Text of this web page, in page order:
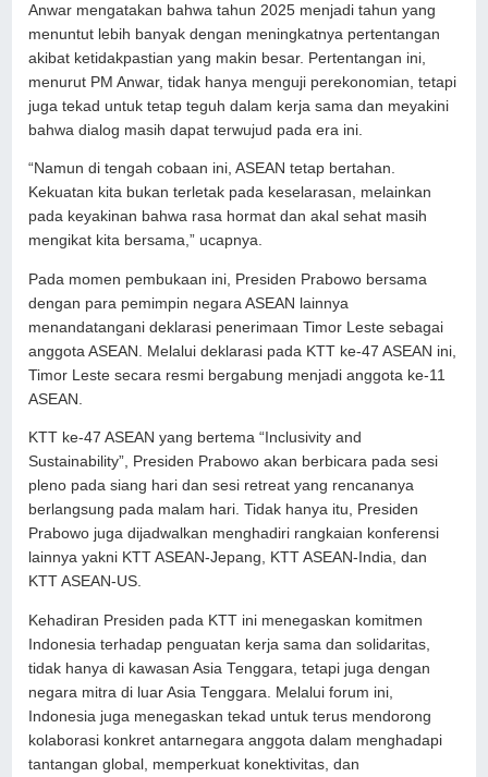
Anwar mengatakan bahwa tahun 2025 menjadi tahun yang
menuntut lebih banyak dengan meningkatnya pertentangan
akibat ketidakpastian yang makin besar. Pertentangan ini,
menurut PM Anwar, tidak hanya menguji perekonomian, tetapi
juga tekad untuk tetap teguh dalam kerja sama dan meyakini
bahwa dialog masih dapat terwujud pada era ini.
“Namun di tengah cobaan ini, ASEAN tetap bertahan.
Kekuatan kita bukan terletak pada keselarasan, melainkan
pada keyakinan bahwa rasa hormat dan akal sehat masih
mengikat kita bersama,” ucapnya.
Pada momen pembukaan ini, Presiden Prabowo bersama
dengan para pemimpin negara ASEAN lainnya
menandatangani deklarasi penerimaan Timor Leste sebagai
anggota ASEAN. Melalui deklarasi pada KTT ke-47 ASEAN ini,
Timor Leste secara resmi bergabung menjadi anggota ke-11
ASEAN.
KTT ke-47 ASEAN yang bertema “Inclusivity and
Sustainability”, Presiden Prabowo akan berbicara pada sesi
pleno pada siang hari dan sesi retreat yang rencananya
berlangsung pada malam hari. Tidak hanya itu, Presiden
Prabowo juga dijadwalkan menghadiri rangkaian konferensi
lainnya yakni KTT ASEAN-Jepang, KTT ASEAN-India, dan
KTT ASEAN-US.
Kehadiran Presiden pada KTT ini menegaskan komitmen
Indonesia terhadap penguatan kerja sama dan solidaritas,
tidak hanya di kawasan Asia Tenggara, tetapi juga dengan
negara mitra di luar Asia Tenggara. Melalui forum ini,
Indonesia juga menegaskan tekad untuk terus mendorong
kolaborasi konkret antarnegara anggota dalam menghadapi
tantangan global, memperkuat konektivitas, dan